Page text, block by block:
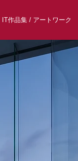
IT作品集 / アートワーク